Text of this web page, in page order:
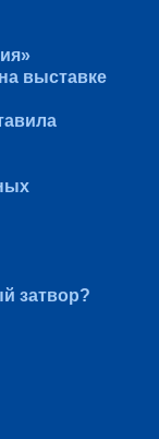
выставке
затвор?